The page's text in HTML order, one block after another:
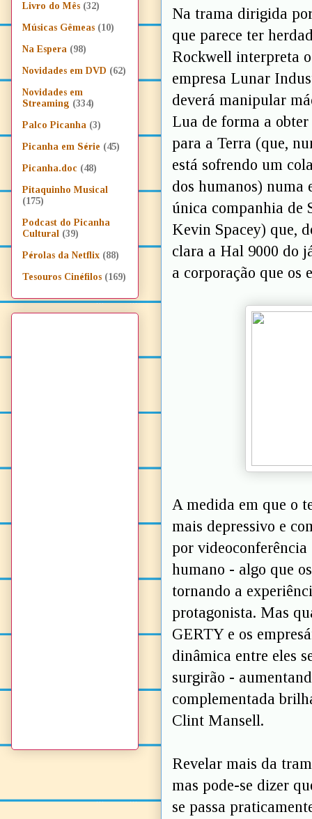
Na trama dirigida
que parece ter
Rockwell interpreta
empresa Lunar
deverá manipular
Lua de forma a
para a Terra (que,
está sofrendo um
dos humanos) numa
única companhia de
Kevin Spacey) que,
clara a Hal 9000 do
a corporação que os
A medida em que o
mais depressivo e
por
humano - algo que
tornando a
protagonista. Mas
GERTY e os
dinâmica entre eles
surgirão -
complementada
Clint Mansell.
Revelar mais da
mas pode-se dizer
se passa
Livro do Mês (32)
Músicas Gêmeas (10)
Na Espera (98)
Novidades em DVD (62)
Novidades em
Streaming (334)
Palco Picanha (3)
Picanha em Série (45)
Picanha.doc (48)
Pitaquinho Musical
(175)
Podcast do Picanha
Cultural (39)
Pérolas da Netflix (88)
Tesouros Cinéfilos (169)